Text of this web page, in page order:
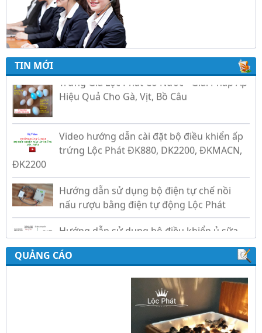
TIN MỚI
Trứng Giả Lộc Phát Có Nước - Giải Pháp Ấp
Video hướng dẫn cài đặt bộ điều khiển ấp
trứng Lộc Phát ĐK880, DK2200, ĐKMACN,
ĐK2200
Hướng dẫn sử dụng bộ điện tự chế nồi
nấu rượu bằng điện tự động Lộc Phát
Hướng dẫn sử dụng bộ điều khiển ủ sữa
chua công nghiệp Lộc Phát
Hướng dẫn sử dụng bộ điều khiển độ ẩm
gold, nhiệt độ và ánh sáng tự động Lộc
QUẢNG CÁO